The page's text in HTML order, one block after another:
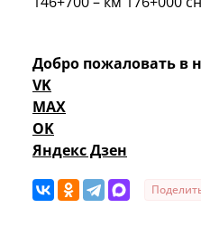
Добро пожаловать в
VK
MAX
OK
Яндекс Дзен